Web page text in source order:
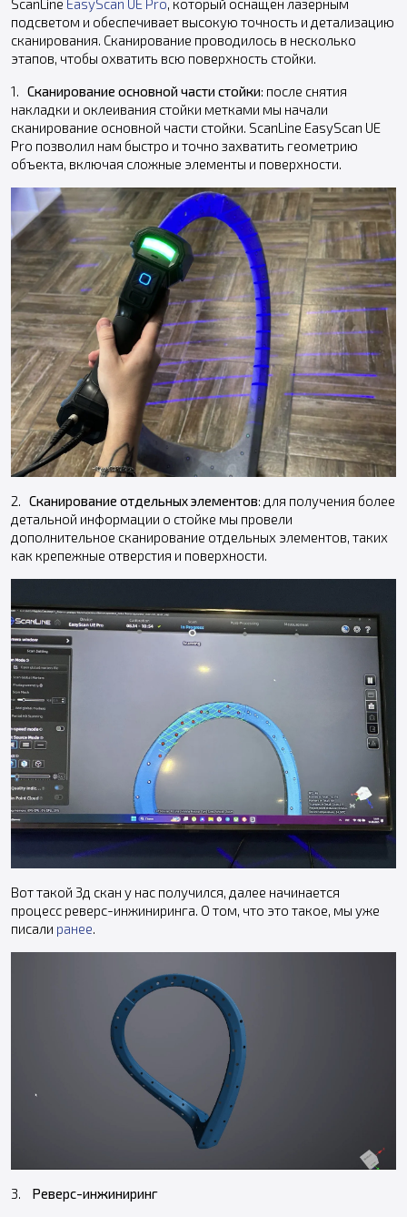
ScanLine EasyScan UE Pro, который оснащен лазерным
подсветом и обеспечивает высокую точность и детализацию
сканирования. Сканирование проводилось в несколько
этапов, чтобы охватить всю поверхность стойки.
1. Сканирование основной части стойки: после снятия
накладки и оклеивания стойки метками мы начали
сканирование основной части стойки. ScanLine EasyScan UE
Pro позволил нам быстро и точно захватить геометрию
объекта, включая сложные элементы и поверхности.
2. Сканирование отдельных элементов: для получения более
детальной информации о стойке мы провели
дополнительное сканирование отдельных элементов, таких
как крепежные отверстия и поверхности.
Вот такой 3д скан у нас получился, далее начинается
процесс реверс-инжиниринга. О том, что это такое, мы уже
писали ранее.
3. Реверс-инжиниринг